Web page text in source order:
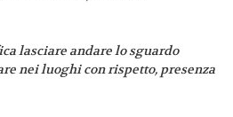
lasciare andare lo sguardo
nei luoghi con rispetto, presenza